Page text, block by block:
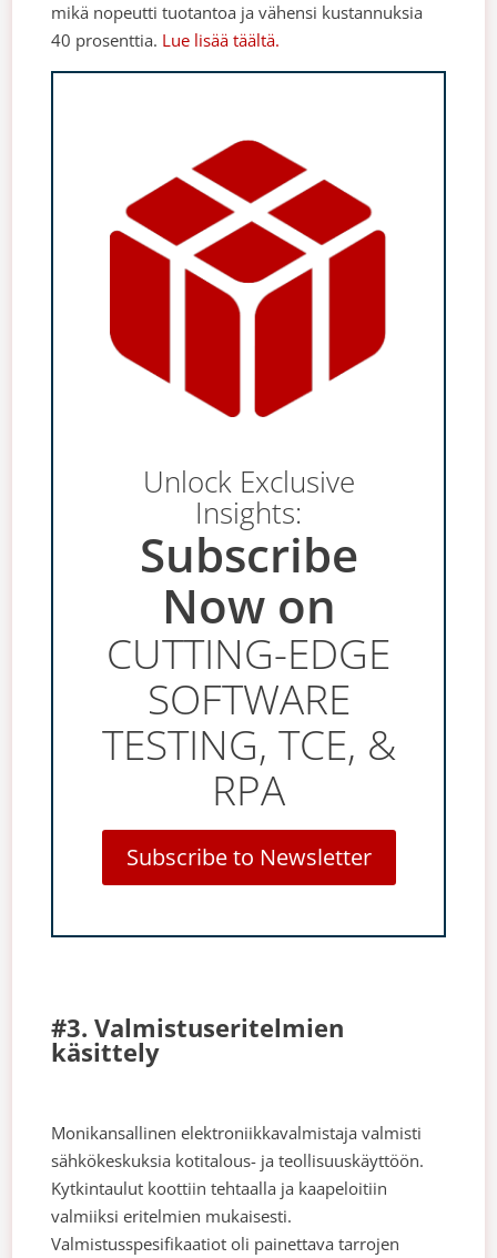
mikä nopeutti tuotantoa ja vähensi kustannuksia
40 prosenttia. Lue lisää täältä.
Unlock Exclusive
Insights:
Subscribe
Now on
CUTTING-EDGE
SOFTWARE
TESTING, TCE, &
RPA
Subscribe to Newsletter
#3. Valmistuseritelmien
käsittely
Monikansallinen elektroniikkavalmistaja valmisti
sähkökeskuksia kotitalous- ja teollisuuskäyttöön.
Kytkintaulut koottiin tehtaalla ja kaapeloitiin
valmiiksi eritelmien mukaisesti.
Valmistusspesifikaatiot oli painettava tarrojen